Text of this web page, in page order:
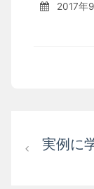
2017年
稿
実例に